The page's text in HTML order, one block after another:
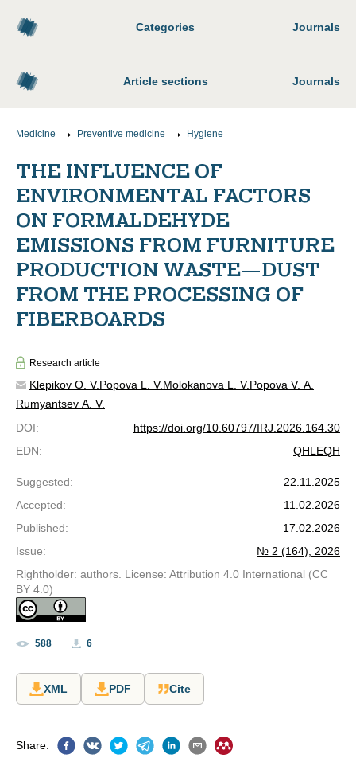
Categories Journals
Article sections Journals
Medicine Preventive medicine Hygiene
THE INFLUENCE OF
ENVIRONMENTAL FACTORS
ON FORMALDEHYDE
EMISSIONS FROM FURNITURE
PRODUCTION WASTE—DUST
FROM THE PROCESSING OF
FIBERBOARDS
Research article
Klepikov O. V.Popova L. V.Molokanova L. V.Popova V. A.
Rumyantsev A. V.
DOI:
https://doi.org/10.60797/IRJ.2026.164.30
EDN: QHLEQH
Suggested:
22.11.2025
Accepted:
11.02.2026
Published:
17.02.2026
Issue:
№ 2 (164), 2026
Rightholder: authors. License: Attribution 4.0 International (CC
BY 4.0)
588 6
XML PDF Cite
Share: